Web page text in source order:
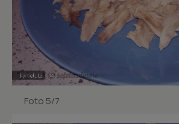
Foto 5/7